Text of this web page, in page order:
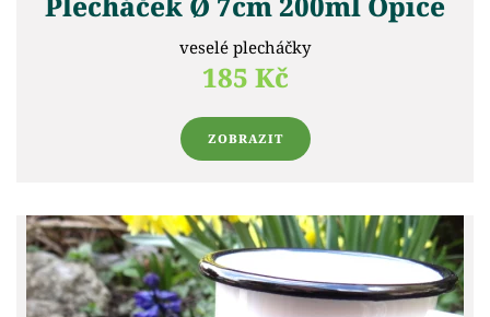
veselé plecháčky
185 Kč
ZOBRAZIT